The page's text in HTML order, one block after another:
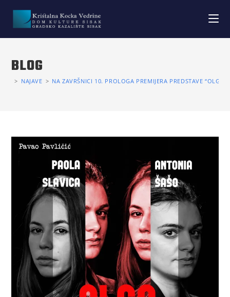
BLOG
> NAJAVE > NA ZAVRŠNICI 10. PROLOGA PREMIJERA PREDSTAVE “OLGA I